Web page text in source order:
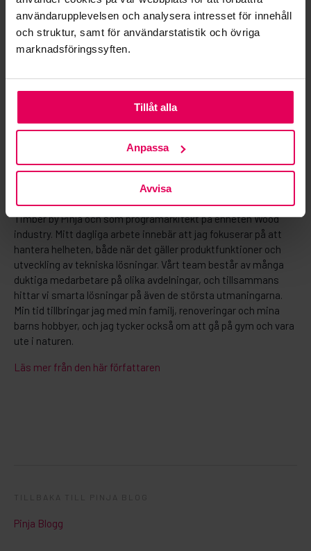
användarupplevelsen och analysera intresset för innehåll
och struktur, samt för användarstatistik och övriga
marknadsföringssyften.
Tillåt alla
Anpassa
Avvisa
Toni Hämeenniemi
Jag arbetar på Pinja som produktägare för produktfamiljen
Timber by Pinja och som programarkitekt på enheten Wood
industry. Mitt dagliga arbete innebär att jag fokuserar på att
hantera helheten, både när det gäller produktfunktioner och
utveckling av tekniska lösningar. Vårt team består av många
duktiga medarbetare på olika avdelningar, och tillsammans
hittar vi smarta lösningar på även de största utmaningarna.
Min tid tillbringar jag med min familj, renoveringar och mina
barns hobbyer, och jag tycker också om att gå på gym och vara
ute i naturen.
Läs mer från den här författaren
TILLBAKA TILL PINJA BLOG
Pinja Blogg